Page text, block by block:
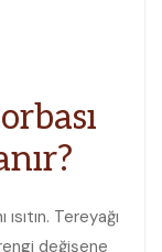
Tereyağı
değişene